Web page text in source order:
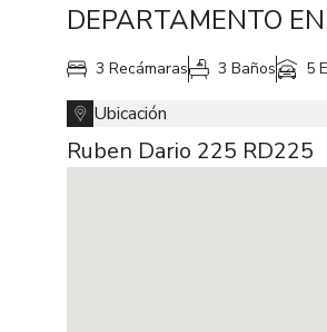
DEPARTAMENTO
3 Recámaras 3 Baños 5
Ubicación
Ruben Dario 225 RD225